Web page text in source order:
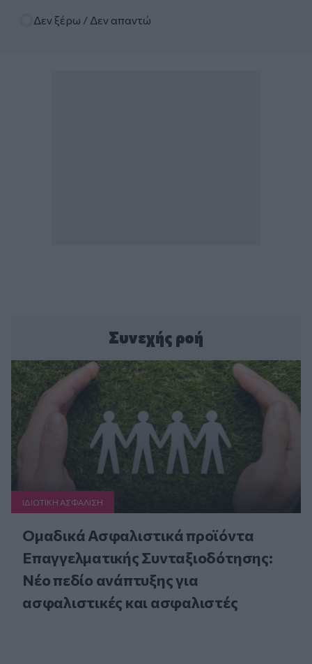
Δεν ξέρω / Δεν απαντώ
Συνεχής ροή
ΙΔΙΩΤΙΚΗ ΑΣΦAΛΙΣΗ
Ομαδικά Ασφαλιστικά προϊόντα
Επαγγελματικής Συνταξιοδότησης:
Νέο πεδίο ανάπτυξης για
ασφαλιστικές και ασφαλιστές